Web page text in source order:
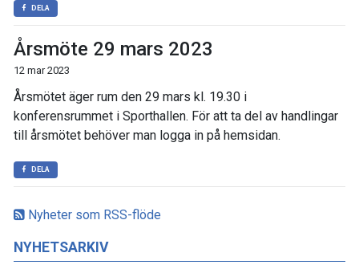
Nyheter som RSS-flöde
NYHETSARKIV
DELA
Årsmöte 29 mars 2023
12 mar 2023
Årsmötet äger rum den 29 mars kl. 19.30 i
konferensrummet i Sporthallen. För att ta del av handlingar
till årsmötet behöver man logga in på hemsidan.
DELA